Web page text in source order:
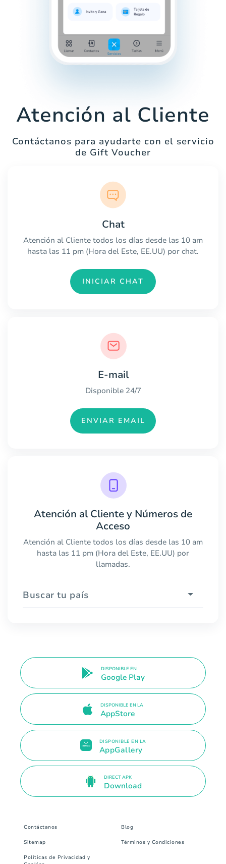
Atención al Cliente
Contáctanos para ayudarte con el servicio
de Gift Voucher
Chat
Atención al Cliente todos los días desde las 10 am
hasta las 11 pm (Hora del Este, EE.UU) por chat.
INICIAR CHAT
E-mail
Disponible 24/7
ENVIAR EMAIL
Atención al Cliente y Números de
Acceso
Atención al Cliente todos los días desde las 10 am
hasta las 11 pm (Hora del Este, EE.UU) por
llamadas.
Buscar tu país
DISPONIBLE EN
Google Play
DISPONIBLE EN LA
AppStore
DISPONIBLE EN LA
AppGallery
DIRECT APK
Download
Contáctanos Blog
Sitemap Términos y Condiciones
Políticas de Privacidad y